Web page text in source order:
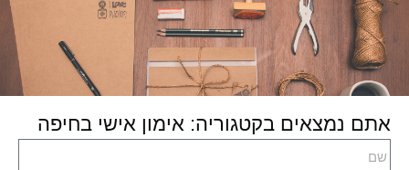
אתם נמצאים בקטגוריה: אימון אישי בחיפה